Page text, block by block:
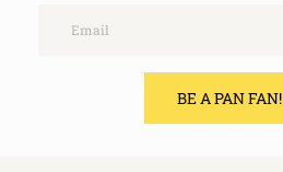
BE A PAN FAN!